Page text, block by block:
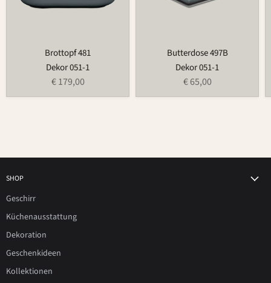
Brottopf 481
Dekor 051-1
€ 179,00
Butterdose 497B
Dekor 051-1
€ 65,00
SHOP
Geschirr
Küchenausstattung
Dekoration
Geschenkideen
Kollektionen